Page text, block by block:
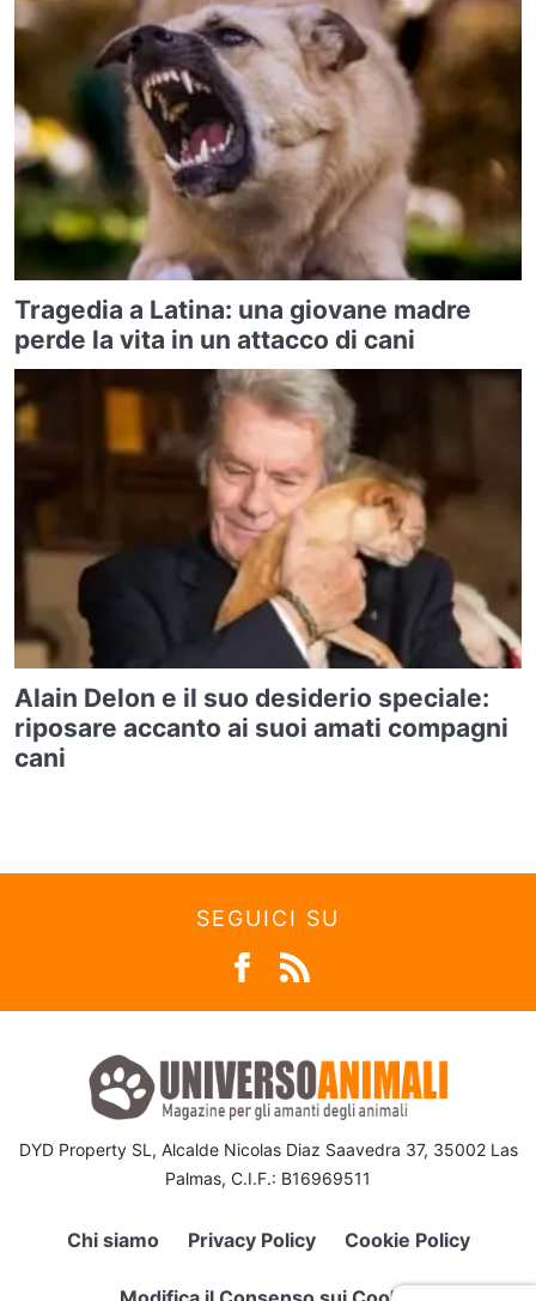
Tragedia a Latina: una giovane madre
perde la vita in un attacco di cani
Alain Delon e il suo desiderio speciale:
riposare accanto ai suoi amati compagni
cani
SEGUICI SU
DYD Property SL, Alcalde Nicolas Diaz Saavedra 37, 35002 Las
Palmas, C.I.F.: B16969511
Chi siamo Privacy Policy Cookie Policy